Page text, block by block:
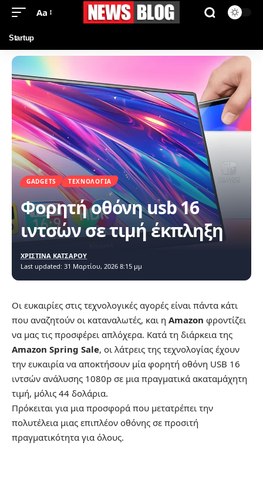
Aa
Startup
GADGETS ΤΕΧΝΟΛΟΓΊΑ
Φορητή οθόνη usb 16
ιντσών σε τιμή έκπληξη
Last updated: 31 Μαρτίου, 2026 8:15 μμ
ΧΡΙΣΤΙΝΑ ΚΑΤΣΑΡΟΥ
Οι ευκαιρίες στις τεχνολογικές αγορές είναι πάντα κάτι
που αναζητούν οι καταναλωτές, και η Amazon φροντίζει
να μας τις προσφέρει απλόχερα. Κατά τη διάρκεια της
Amazon Spring Sale, οι λάτρεις της τεχνολογίας έχουν
την ευκαιρία να αποκτήσουν μία φορητή οθόνη USB 16
ιντσών ανάλυσης 1080p σε μια πραγματικά ακαταμάχητη
τιμή, μόλις 44 δολάρια.
Πρόκειται για μια προσφορά που μετατρέπει την
πολυτέλεια μιας επιπλέον οθόνης σε προσιτή
πραγματικότητα για όλους.